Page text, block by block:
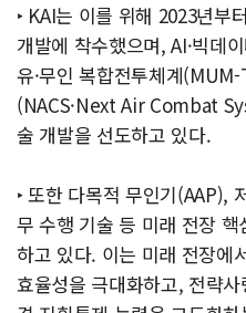
‣ KAI는 이를 위해 2023년부
개발에 착수했으며, AI·빅데
유·무인 복합전투체계
(NACS·Next Air Combat
술 개발을 선도하고 있다.
‣ 또한 다목적 무인기(AAP),
무 수행 기술 등 미래 전장
하고 있다. 이는 미래 전장에
효율성을 극대화하고, 전략사